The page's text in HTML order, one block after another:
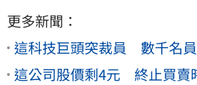
更多新聞：
這科技巨頭突裁員 數千名
這公司股價剩4元 終止買賣